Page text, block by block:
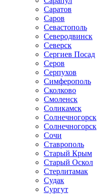
Саратов
Саров
Севастополь
Северодвинск
Северск
Сергиев Посад
Серов
Серпухов
Симферополь
Сколково
Смоленск
Соликамск
Солнечногорск
Солнечногорск
Сочи
Ставрополь
Старый Крым
Старый Оскол
Стерлитамак
Судак
Сургут